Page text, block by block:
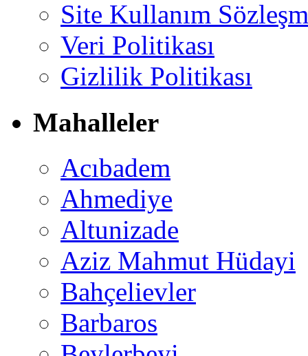
Site Kullanım
Veri Politikası
Gizlilik Politikası
Mahalleler
Acıbadem
Ahmediye
Altunizade
Aziz Mahmut Hüdayi
Bahçelievler
Barbaros